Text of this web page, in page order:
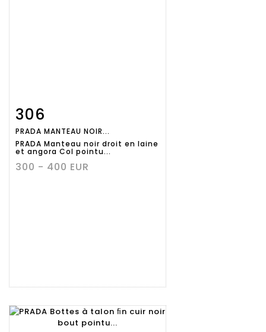
Fiche
détaillée
306
PRADA MANTEAU NOIR...
PRADA Manteau noir droit en laine
et angora Col pointu...
300 - 400 EUR